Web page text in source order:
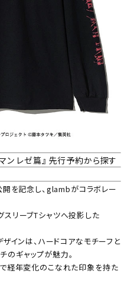
レゼ篇』 先行予約から探す
開を記念し、glambがコラボレー
リーブTシャツへ投影した
インは、ハードコアなモチーフと
のギャップが魅力。
経年変化のこなれた印象を持た